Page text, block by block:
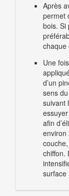
Après
permet
bois. Si
chaque
Une
d’un
sens
suivant
afin
environ
chiffon.
surface